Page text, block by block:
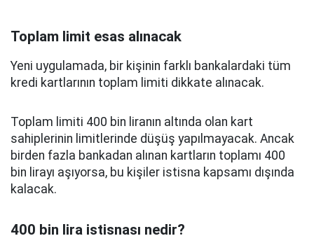
Toplam limit esas alınacak
Yeni uygulamada, bir kişinin farklı bankalardaki tüm
kredi kartlarının toplam limiti dikkate alınacak.
Toplam limiti 400 bin liranın altında olan kart
sahiplerinin limitlerinde düşüş yapılmayacak. Ancak
birden fazla bankadan alınan kartların toplamı 400
bin lirayı aşıyorsa, bu kişiler istisna kapsamı dışında
kalacak.
400 bin lira istisnası nedir?